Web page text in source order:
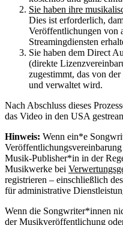
Sie haben ihre
Dies ist erforderlich,
Veröffentlichungen von
Streamingdiensten
Sie haben dem Direct
(direkte
zugestimmt, das von der
und verwaltet wird.
Nach Abschluss dieses
das Video in den USA
Hinweis: Wenn ein*e
Musik-Publisher*in in der
Musikwerke bei
registrieren – einschließlich
für administrative
Wenn die Songwriter*innen
der Musikveröffentlichung